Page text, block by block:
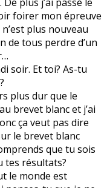
foirer mon épreuve
plus nouveau
de tous perdre d’un
soir. Et toi? As-tu
plus dur que le
brevet blanc et j’ai
ça veut pas dire
le brevet blanc
que tu sois
tes résultats?
le monde est